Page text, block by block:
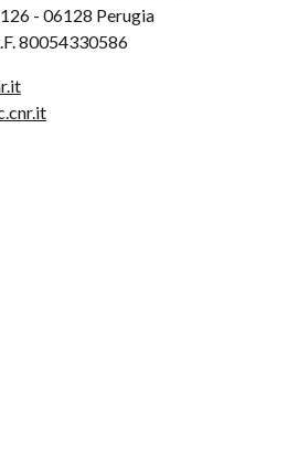
- 06128 Perugia
80054330586
link)